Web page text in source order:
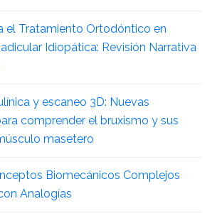
el Tratamiento Ortodóntico en
Idiopática: Revisión Narrativa
y escaneo 3D: Nuevas
comprender el bruxismo y sus
masetero
Biomecánicos Complejos
Analogías